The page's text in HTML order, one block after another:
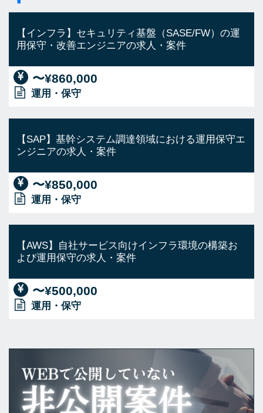
【インフラ】セキュリティ基盤（SASE/FW）の運
用保守・改善エンジニアの求人・案件
〜¥860,000
運用・保守
【SAP】基幹システム調達領域における運用保守エ
ンジニアの求人・案件
〜¥850,000
運用・保守
【AWS】自社サービス向けインフラ環境の構築お
よび運用保守の求人・案件
〜¥500,000
運用・保守